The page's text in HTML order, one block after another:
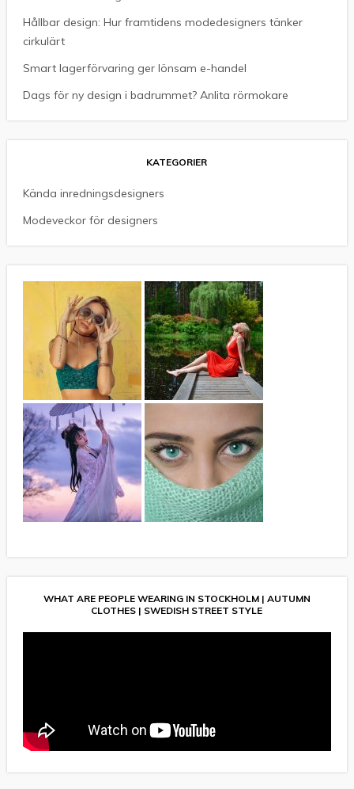
Hållbar design: Hur framtidens modedesigners tänker
cirkulärt
Smart lagerförvaring ger lönsam e-handel
Dags för ny design i badrummet? Anlita rörmokare
KATEGORIER
Kända inredningsdesigners
Modeveckor för designers
WHAT ARE PEOPLE WEARING IN STOCKHOLM | AUTUMN
CLOTHES | SWEDISH STREET STYLE